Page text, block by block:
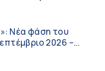
ΟΦΘΑΛΜΟΣ
προτείνει 10
μετά από
Νέα φάση του
2026 –
έως το 2030